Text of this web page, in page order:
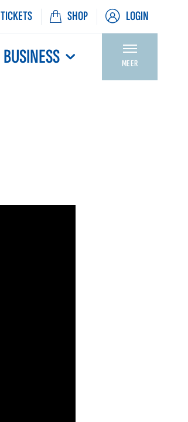
TICKETS SHOP LOGIN
BUSINESS MEER